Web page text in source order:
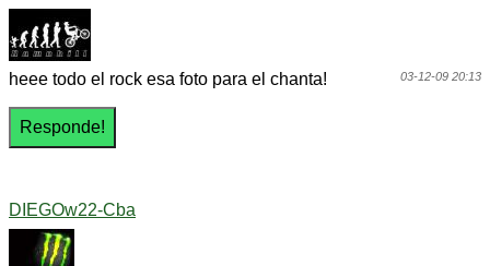
03-12-09 20:13
heee todo el rock esa foto para el chanta!
DIEGOw22-Cba